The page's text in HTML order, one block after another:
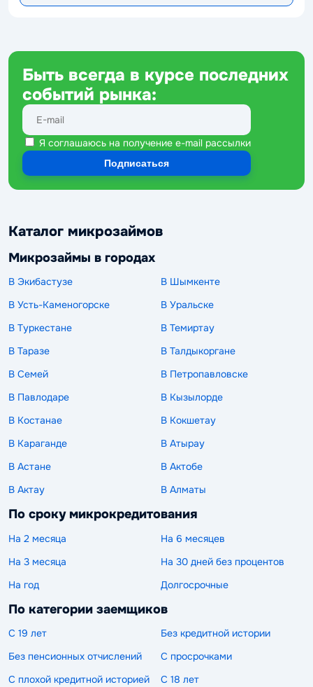
Быть всегда в курсе последних
событий рынка:
Я соглашаюсь на получение e-mail рассылки
Подписаться
Каталог микрозаймов
Микрозаймы в городах
В Экибастузе
В Шымкенте
В Усть-Каменогорске
В Уральске
В Туркестане
В Темиртау
В Таразе
В Талдыкоргане
В Семей
В Петропавловске
В Павлодаре
В Кызылорде
В Костанае
В Кокшетау
В Караганде
В Атырау
В Астане
В Актобе
В Актау
В Алматы
По сроку микрокредитования
На 2 месяца
На 6 месяцев
На 3 месяца
На 30 дней без процентов
На год
Долгосрочные
По категории заемщиков
С 19 лет
Без кредитной истории
Без пенсионных отчислений
С просрочками
С плохой кредитной историей
С 18 лет